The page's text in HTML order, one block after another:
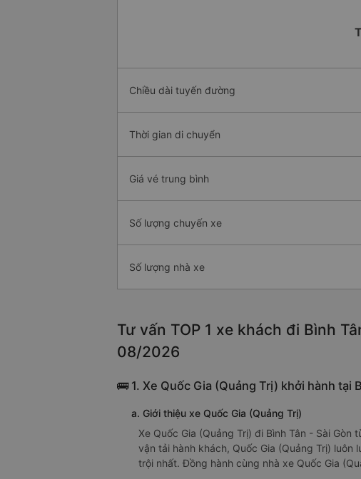
Chiều dài tuyến đường
Thời gian di chuyển
Giá vé trung bình
Số lượng chuyến xe
Số lượng nhà xe
Tư vấn TOP 1 xe khách đi Bình
08/2026
🚌 1. Xe Quốc Gia (Quảng Trị) khởi hành tại
a. Giới thiệu xe Quốc Gia (Quảng Trị)
Xe Quốc Gia (Quảng Trị) đi Bình Tân - Sài
vận tải hành khách, Quốc Gia (Quảng Trị)
trội nhất. Đồng hành cùng nhà xe Quốc Gia